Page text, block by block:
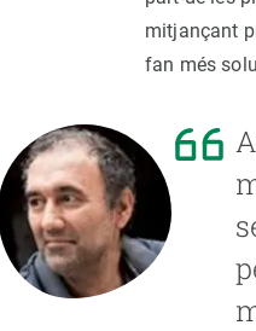
mitjançant
fan més